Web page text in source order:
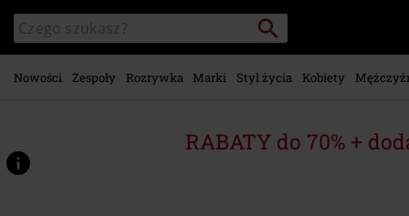
głównej
zawartości
Wyszukaj
katalog
Szukaj
Nowości Zespoły Rozrywka Marki Styl życia Kobiety
RABATY do 70% +